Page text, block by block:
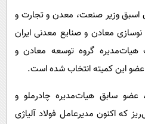
اسبق وزیر صنعت، معدن و تجارت و
معادن و صنایع معدنی ایران
هیات‌مدیره گروه توسعه معادن و
عضو این کمیته انتخاب شده است.
سابق هیات‌مدیره چادرملو و
که اکنون مدیرعامل فولاد آلیاژی